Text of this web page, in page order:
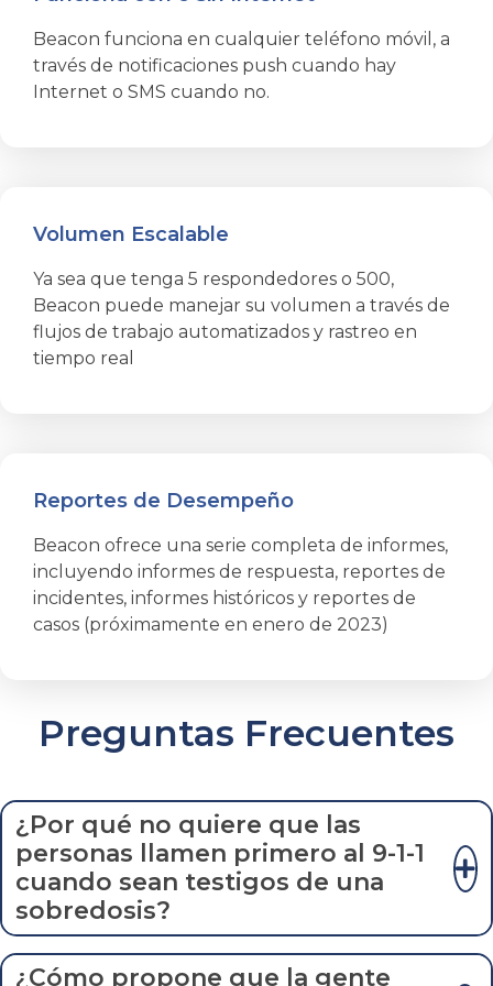
Beacon funciona en cualquier teléfono móvil, a
través de notificaciones push cuando hay
Internet o SMS cuando no.
Volumen Escalable
Ya sea que tenga 5 respondedores o 500,
Beacon puede manejar su volumen a través de
flujos de trabajo automatizados y rastreo en
tiempo real
Reportes de Desempeño
Beacon ofrece una serie completa de informes,
incluyendo informes de respuesta, reportes de
incidentes, informes históricos y reportes de
casos (próximamente en enero de 2023)
Preguntas Frecuentes
¿Por qué no quiere que las
personas llamen primero al 9-1-1
cuando sean testigos de una
sobredosis?
Si queremos. Llamar al 9-1-1 es la mejor manera
¿Cómo propone que la gente